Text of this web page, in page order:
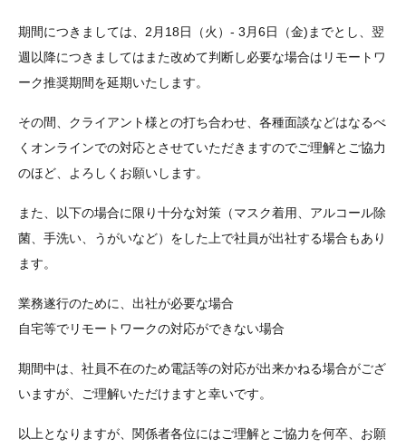
期間につきましては、2月18日（火）- 3月6日（金)までとし、翌
週以降につきましてはまた改めて判断し必要な場合はリモートワ
ーク推奨期間を延期いたします。
その間、クライアント様との打ち合わせ、各種面談などはなるべ
くオンラインでの対応とさせていただきますのでご理解とご協力
のほど、よろしくお願いします。
また、以下の場合に限り十分な対策（マスク着用、アルコール除
菌、手洗い、うがいなど）をした上で社員が出社する場合もあり
ます。
業務遂行のために、出社が必要な場合
自宅等でリモートワークの対応ができない場合
期間中は、社員不在のため電話等の対応が出来かねる場合がござ
いますが、ご理解いただけますと幸いです。
以上となりますが、関係者各位にはご理解とご協力を何卒、お願